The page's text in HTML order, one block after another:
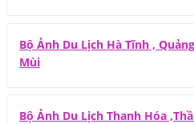
Bộ Ảnh Du Lịch Hà Tĩnh ,
Mùi
Bộ Ảnh Du Lịch Thanh Hóa